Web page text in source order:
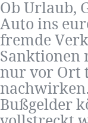
Ob Urlaub,
Auto ins
fremde
Sanktionen
nur vor Ort
Bußgelder